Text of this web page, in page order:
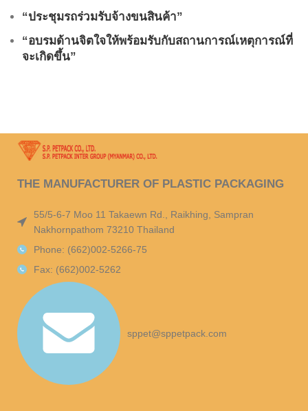
“ประชุมรถร่วมรับจ้างขนสินค้า”
“อบรมด้านจิตใจให้พร้อมรับกับสถานการณ์เหตุการณ์ที่
จะเกิดขึ้น”
THE MANUFACTURER OF PLASTIC PACKAGING
55/5-6-7 Moo 11 Takaewn Rd., Raikhing, Sampran
Nakhornpathom 73210 Thailand
Phone: (662)002-5266-75
Fax: (662)002-5262
sppet@sppetpack.com